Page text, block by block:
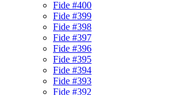
Fide #400
Fide #399
Fide #398
Fide #397
Fide #396
Fide #395
Fide #394
Fide #393
Fide #392